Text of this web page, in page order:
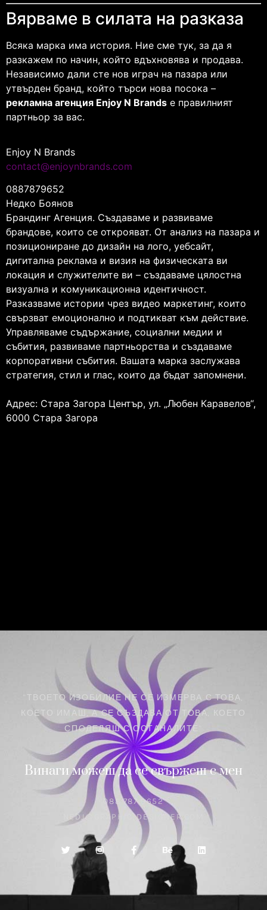
Вярваме в силата на разказа
Всяка марка има история. Ние сме тук, за да я
разкажем по начин, който вдъхновява и продава.
Независимо дали сте нов играч на пазара или
утвърден бранд, който търси нова посока –
рекламна агенция Enjoy N Brands е правилният
партньор за вас.
Enjoy N Brands
contact@enjoynbrands.com
0887879652
Недко Боянов
Брандинг Агенция. Създаваме и развиваме
брандове, които се открояват. От анализ на пазара и
позициониране до дизайн на лого, уебсайт,
дигитална реклама и визия на физическата ви
локация и служителите ви – създаваме цялостна
визуална и комуникационна идентичност.
Разказваме истории чрез видео маркетинг, които
свързват емоционално и подтикват към действие.
Управляваме съдържание, социални медии и
събития, развиваме партньорства и създаваме
корпоративни събития. Вашата марка заслужава
стратегия, стил и глас, които да бъдат запомнени.
Адрес: Стара Загора Център, ул. „Любен Каравелов“,
6000 Стара Загора
"ТВОЕТО ИЗОБИЛИЕ НЕ СЕ ИЗМЕРВА С ТОВА,
КОЕТО ИМАШ, А СЕ СЪЗДАВА ОТ ТОВА, КОЕТО
СПОДЕЛЯШ С ОСТАНАЛИТЕ"
Винаги можеш да се свържеш с мен
088 787 9652
NEDJ@GRAPHIC-DESIGNER.COM